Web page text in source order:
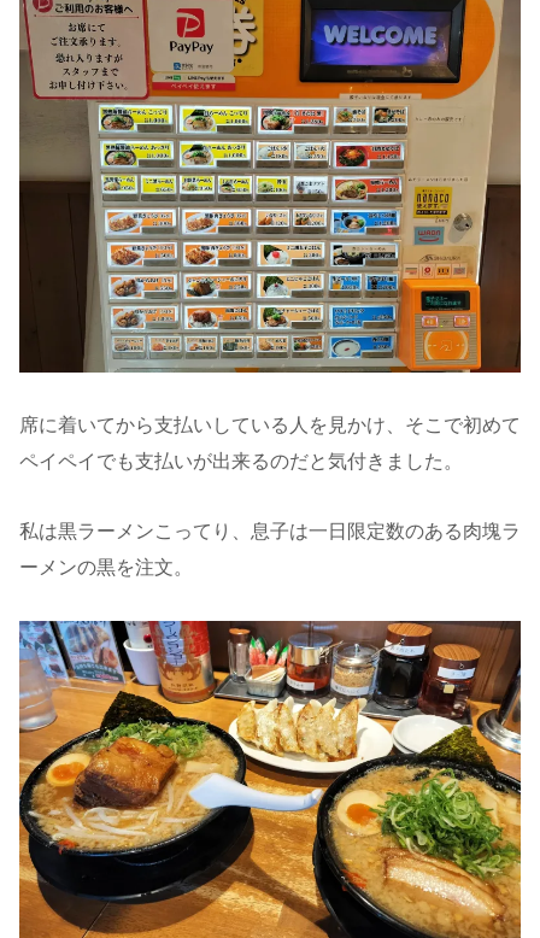
席に着いてから支払いしている人を見かけ、そこで初めて
ペイペイでも支払いが出来るのだと気付きました。
私は黒ラーメンこってり、息子は一日限定数のある肉塊ラ
ーメンの黒を注文。